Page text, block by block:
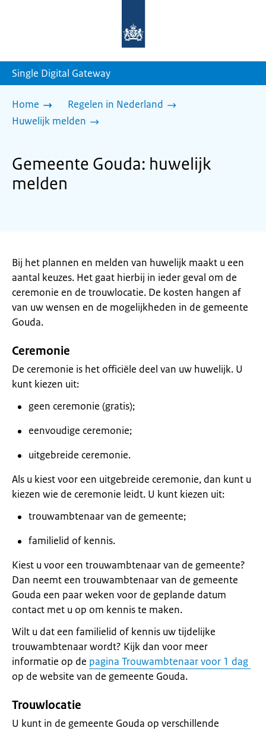
homepage
Single Digital Gateway
Home
Regelen in Nederland
Huwelijk melden
Gemeente Gouda: huwelijk
melden
Bij het plannen en melden van huwelijk maakt u een
aantal keuzes. Het gaat hierbij in ieder geval om de
ceremonie en de trouwlocatie. De kosten hangen af
van uw wensen en de mogelijkheden in de gemeente
Gouda.
Ceremonie
De ceremonie is het officiële deel van uw huwelijk. U
kunt kiezen uit:
geen ceremonie (gratis);
eenvoudige ceremonie;
uitgebreide ceremonie.
Als u kiest voor een uitgebreide ceremonie, dan kunt u
kiezen wie de ceremonie leidt. U kunt kiezen uit:
trouwambtenaar van de gemeente;
familielid of kennis.
Kiest u voor een trouwambtenaar van de gemeente?
Dan neemt een trouwambtenaar van de gemeente
Gouda een paar weken voor de geplande datum
contact met u op om kennis te maken.
Wilt u dat een familielid of kennis uw tijdelijke
trouwambtenaar wordt? Kijk dan voor meer
informatie op de pagina Trouwambtenaar voor 1 dag
op de website van de gemeente Gouda.
Trouwlocatie
U kunt in de gemeente Gouda op verschillende